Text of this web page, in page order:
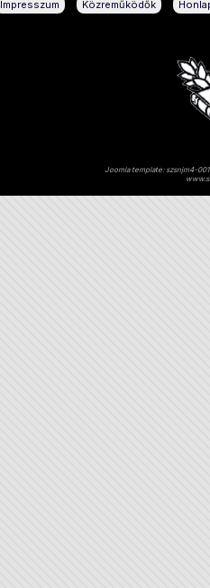
Impresszum Közreműködők
Joomla template: szsnjm4-